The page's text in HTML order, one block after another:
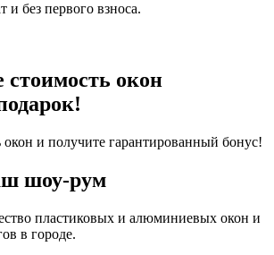
и без первого взноса.
стоимость окон
и получите гарантированный бонус!
шоу-рум
пластиковых и алюминиевых окон и
в городе.